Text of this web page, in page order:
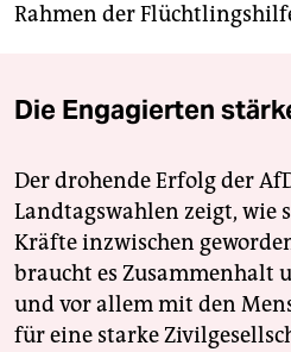
Rahmen der
Die Engagierten
Der drohende Erfolg der
Landtagswahlen zeigt, wie
Kräfte inzwischen
braucht es Zusammenhalt
und vor allem mit den
für eine starke